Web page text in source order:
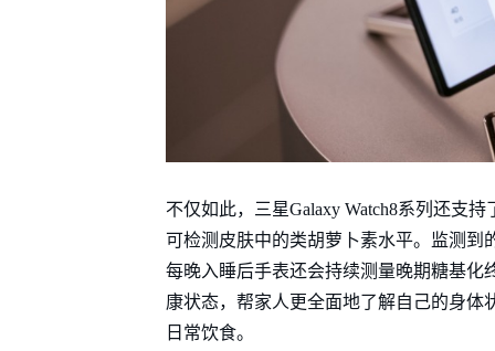
不仅如此，三星Galaxy Watch8系列还支
可检测皮肤中的类胡萝卜素水平。监测到
每晚入睡后手表还会持续测量晚期糖基化
康状态，帮家人更全面地了解自己的身
日常饮食。